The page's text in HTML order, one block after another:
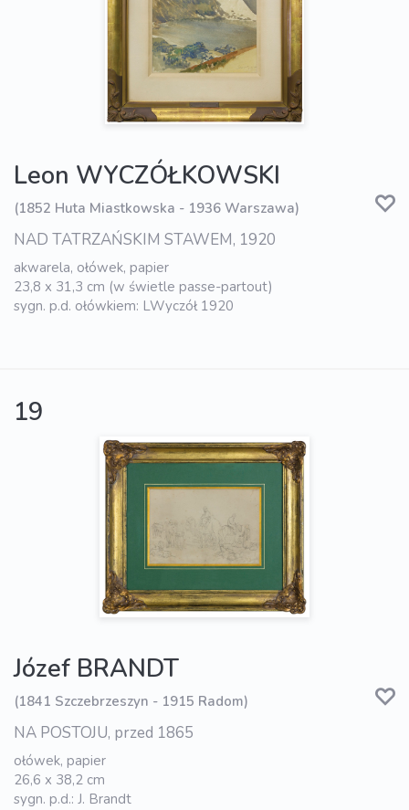
Leon WYCZÓŁKOWSKI
(1852 Huta Miastkowska - 1936 Warszawa)
NAD TATRZAŃSKIM STAWEM, 1920
akwarela, ołówek, papier
23,8 x 31,3 cm (w świetle passe-partout)
sygn. p.d. ołówkiem: LWyczół 1920
19
Józef BRANDT
(1841 Szczebrzeszyn - 1915 Radom)
NA POSTOJU, przed 1865
ołówek, papier
26,6 x 38,2 cm
sygn. p.d.: J. Brandt